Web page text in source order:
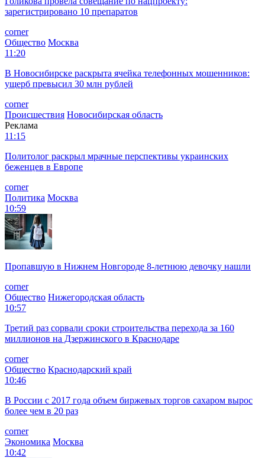
зарегистрировано 10 препаратов
corner
Общество Москва
11:20
В Новосибирске раскрыта ячейка телефонных мошенников:
ущерб превысил 30 млн рублей
corner
Происшествия Новосибирская область
Реклама
11:15
Политолог раскрыл мрачные перспективы украинских
беженцев в Европе
corner
Политика Москва
10:59
Пропавшую в Нижнем Новгороде 8-летнюю девочку нашли
corner
Общество Нижегородская область
10:57
Третий раз сорвали сроки строительства перехода за 160
миллионов на Дзержинского в Краснодаре
corner
Общество Краснодарский край
10:46
В России с 2017 года объем биржевых торгов сахаром вырос
более чем в 20 раз
corner
Экономика Москва
10:42